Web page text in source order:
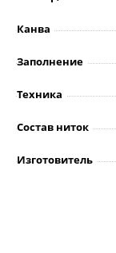
Канва
Заполнение
Техника
Состав ниток
Изготовитель